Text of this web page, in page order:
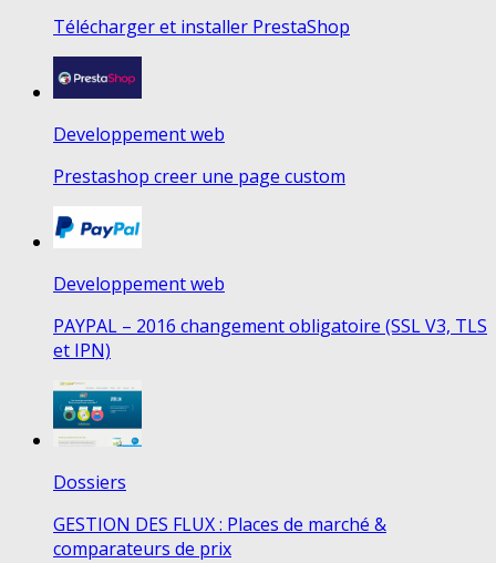
Télécharger et installer PrestaShop
Developpement web
Prestashop creer une page custom
Developpement web
PAYPAL – 2016 changement obligatoire (SSL V3, TLS
et IPN)
Dossiers
GESTION DES FLUX : Places de marché &
comparateurs de prix